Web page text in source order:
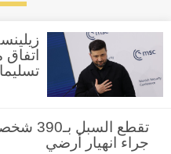
تقطع
جراء انهيار أرضي